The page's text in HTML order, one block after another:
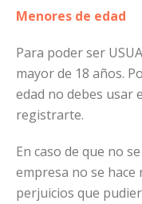
Menores de edad
Para poder ser
mayor de 18 años.
edad no debes usar
registrarte.
En caso de que no
empresa no se
perjuicios que